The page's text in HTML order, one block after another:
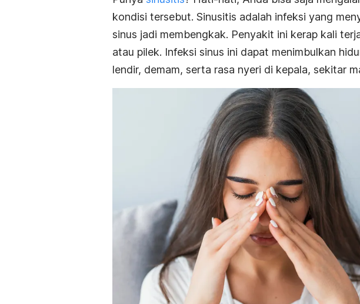
kondisi tersebut. Sinusitis adalah infeksi yang
sinus jadi membengkak. Penyakit ini kerap kali
atau pilek. Infeksi sinus ini dapat menimbulkan
lendir, demam, serta rasa nyeri di kepala, sekitar